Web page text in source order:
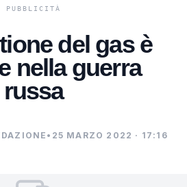
del gas è
nella guerra
russa
• 25 MARZO 2022 · 17:16